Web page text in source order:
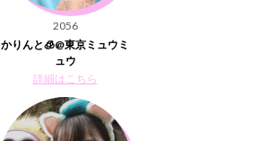
2056
かりんと🧊@東京ミュウミ
ュウ
詳細はこちら